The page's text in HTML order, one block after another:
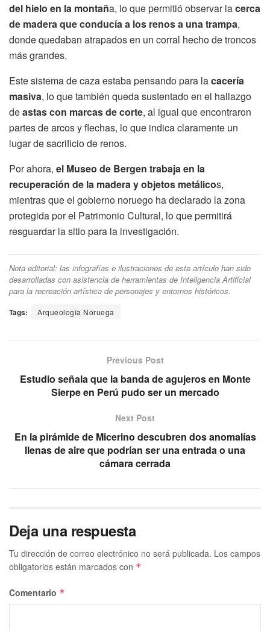
del hielo en la montaña, lo que permitió observar lacerca
de madera que conducía a los renos a una trampa,
donde quedaban atrapados en un corral hecho de troncos
más grandes.
Este sistema de caza estaba pensando para lacacería
masiva, lo que también queda sustentado en el hallazgo
deastas con marcas de corte, al igual que encontraron
partes de arcos y flechas, lo que indica claramente un
lugar de sacrificio de renos.
Por ahora, el Museo de Bergen trabaja en la
recuperación de la madera y objetos metálicos,
mientras que el gobierno noruego ha declarado la zona
protegida por el Patrimonio Cultural, lo que permitirá
resguardar la sitio para la investigación.
Nota editorial: las infografías e ilustraciones de este artículo han sido
desarrolladas con asistencia de herramientas de Inteligencia Artificial
para la recreación artística de personajes y entornos históricos.
Tags: Arqueología Noruega
Previous Post
Estudio señala que la banda de agujeros en Monte
Sierpe en Perú pudo ser un mercado
Next Post
En la pirámide de Micerino descubren dos anomalías
llenas de aire que podrían ser una entrada o una
cámara cerrada
Deja una respuesta
Tu dirección de correo electrónico no será publicada. Los campos
obligatorios están marcados con *
Comentario *